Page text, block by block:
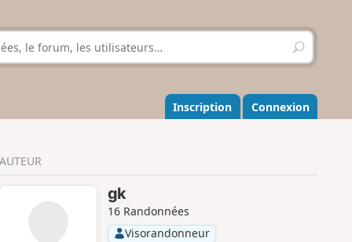
R
e
h
e
r
r
Inscription Connexion
AUTEUR
gk
16 Randonnées
Visorandonneur